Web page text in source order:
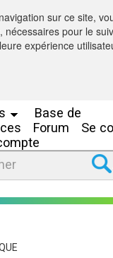
Base de
Forum
Se
sur ce site,
nécessaires pour le
expérience